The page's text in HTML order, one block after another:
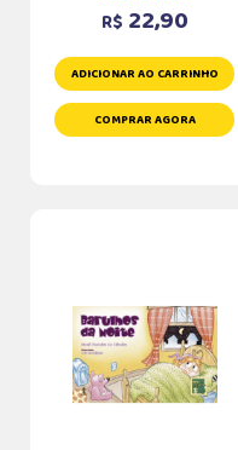
R$ 22,90
ADICIONAR AO CARRINHO
COMPRAR AGORA